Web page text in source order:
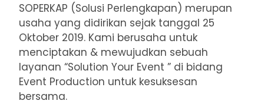
SOPERKAP (Solusi Perlengkapan) merupan
usaha yang didirikan sejak tanggal 25
Oktober 2019. Kami berusaha untuk
menciptakan & mewujudkan sebuah
layanan “Solution Your Event ” di bidang
Event Production untuk kesuksesan
bersama.